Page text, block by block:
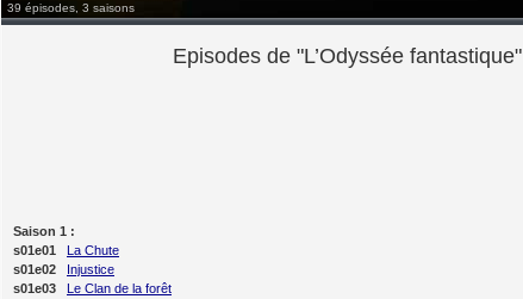
39 épisodes, 3 saisons
Episodes de "L’Odyssée fantastique"
Saison 1 :
s01e01
La Chute
s01e02
Injustice
s01e03
Le Clan de la forêt